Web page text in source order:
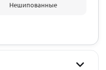
Нешипованные